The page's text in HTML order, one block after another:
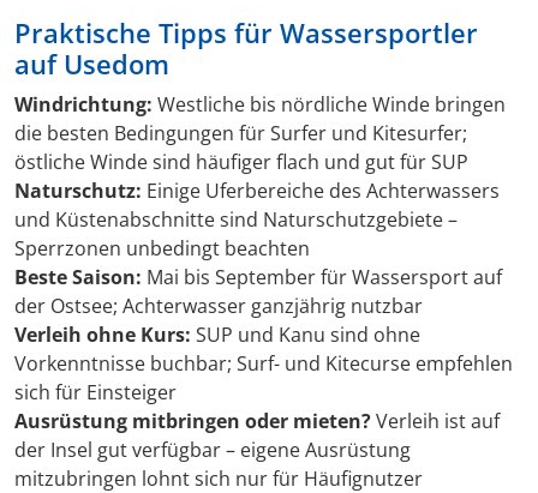
Praktische Tipps für Wassersportler
auf Usedom
Windrichtung: Westliche bis nördliche Winde bringen
die besten Bedingungen für Surfer und Kitesurfer;
östliche Winde sind häufiger flach und gut für SUP
Naturschutz: Einige Uferbereiche des Achterwassers
und Küstenabschnitte sind Naturschutzgebiete –
Sperrzonen unbedingt beachten
Beste Saison: Mai bis September für Wassersport auf
der Ostsee; Achterwasser ganzjährig nutzbar
Verleih ohne Kurs: SUP und Kanu sind ohne
Vorkenntnisse buchbar; Surf- und Kitecurse empfehlen
sich für Einsteiger
Ausrüstung mitbringen oder mieten?Verleih ist auf
der Insel gut verfügbar – eigene Ausrüstung
mitzubringen lohnt sich nur für Häufignutzer